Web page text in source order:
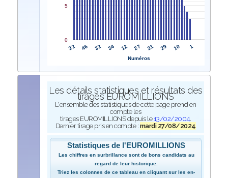
22 46 32 34 12 27 21 29 10 1
0
5
Numéros
Les détails statistiques et résultats des
tirages EUROMILLIONS
L'ensemble des statistiques de cette page prend en
compte les
tirages EUROMILLIONS depuis le 13/02/2004.
Dernier tirage pris en compte : mardi 27/08/2024
Statistiques de l'EUROMILLIONS
Les chiffres en surbrillance sont de bons candidats au
regard de leur historique.
Triez les colonnes de ce tableau en cliquant sur les en-